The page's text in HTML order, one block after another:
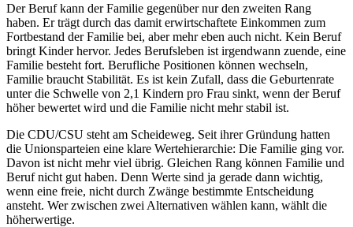
Der Beruf kann der Familie gegenüber nur den zweiten Rang
haben. Er trägt durch das damit erwirtschaftete Einkommen zum
Fortbestand der Familie bei, aber mehr eben auch nicht. Kein Beruf
bringt Kinder hervor. Jedes Berufsleben ist irgendwann zuende, eine
Familie besteht fort. Berufliche Positionen können wechseln,
Familie braucht Stabilität. Es ist kein Zufall, dass die Geburtenrate
unter die Schwelle von 2,1 Kindern pro Frau sinkt, wenn der Beruf
höher bewertet wird und die Familie nicht mehr stabil ist.
Die CDU/CSU steht am Scheideweg. Seit ihrer Gründung hatten
die Unionsparteien eine klare Wertehierarchie: Die Familie ging vor.
Davon ist nicht mehr viel übrig. Gleichen Rang können Familie und
Beruf nicht gut haben. Denn Werte sind ja gerade dann wichtig,
wenn eine freie, nicht durch Zwänge bestimmte Entscheidung
ansteht. Wer zwischen zwei Alternativen wählen kann, wählt die
höherwertige.